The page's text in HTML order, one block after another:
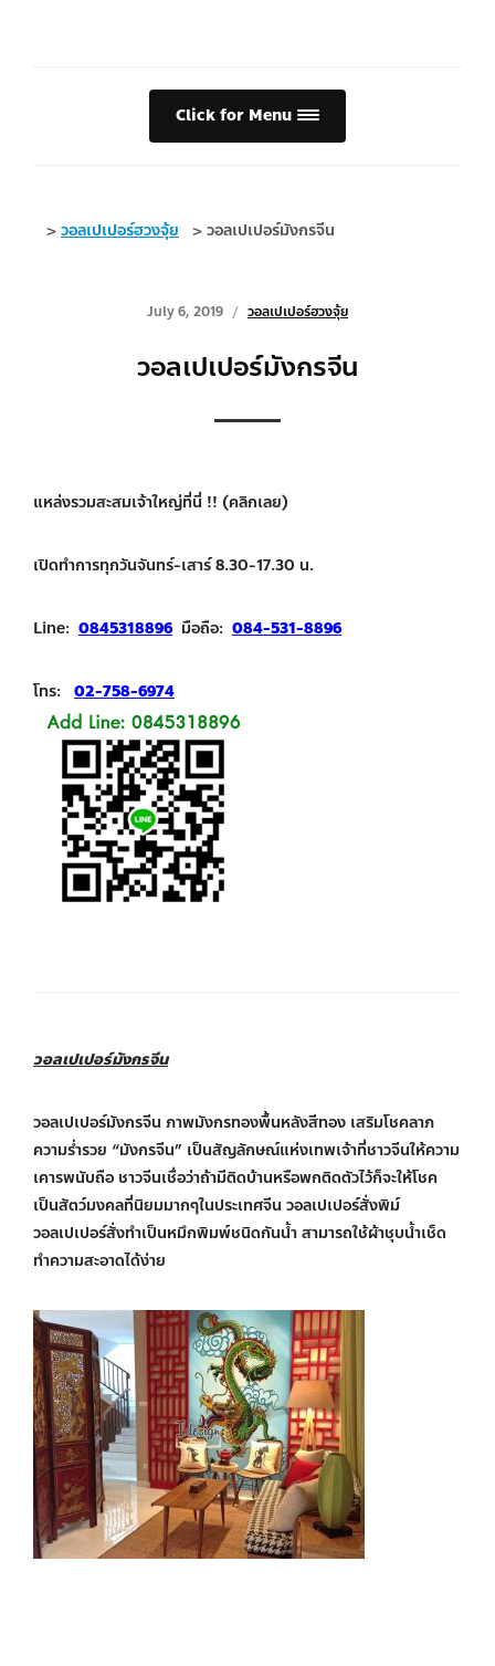
Click for Menu
>วอลเปเปอร์ฮวงจุ้ย >วอลเปเปอร์มังกรจีน
July 6, 2019 วอลเปเปอร์ฮวงจุ้ย
วอลเปเปอร์มังกรจีน
แหล่งรวมสะสมเจ้าใหญ่ที่นี่ !! (คลิกเลย)
เปิดทำการทุกวันจันทร์-เสาร์ 8.30-17.30 น.
Line: 0845318896 มือถือ: 084-531-8896
โทร: 02-758-6974
วอลเปเปอร์มังกรจีน
วอลเปเปอร์มังกรจีน ภาพมังกรทองพื้นหลังสีทอง เสริมโชคลาภ
ความร่ำรวย “มังกรจีน” เป็นสัญลักษณ์แห่งเทพเจ้าที่ชาวจีนให้ความ
เคารพนับถือ ชาวจีนเชื่อว่าถ้ามีติดบ้านหรือพกติดตัวไว้ก็จะให้โชค
เป็นสัตว์มงคลที่นิยมมากๆในประเทศจีน วอลเปเปอร์สั่งพิม์
วอลเปเปอร์สั่งทำเป็นหมึกพิมพ์ชนิดกันน้ำ สามารถใช้ผ้าชุบน้ำเช็ด
ทำความสะอาดได้ง่าย